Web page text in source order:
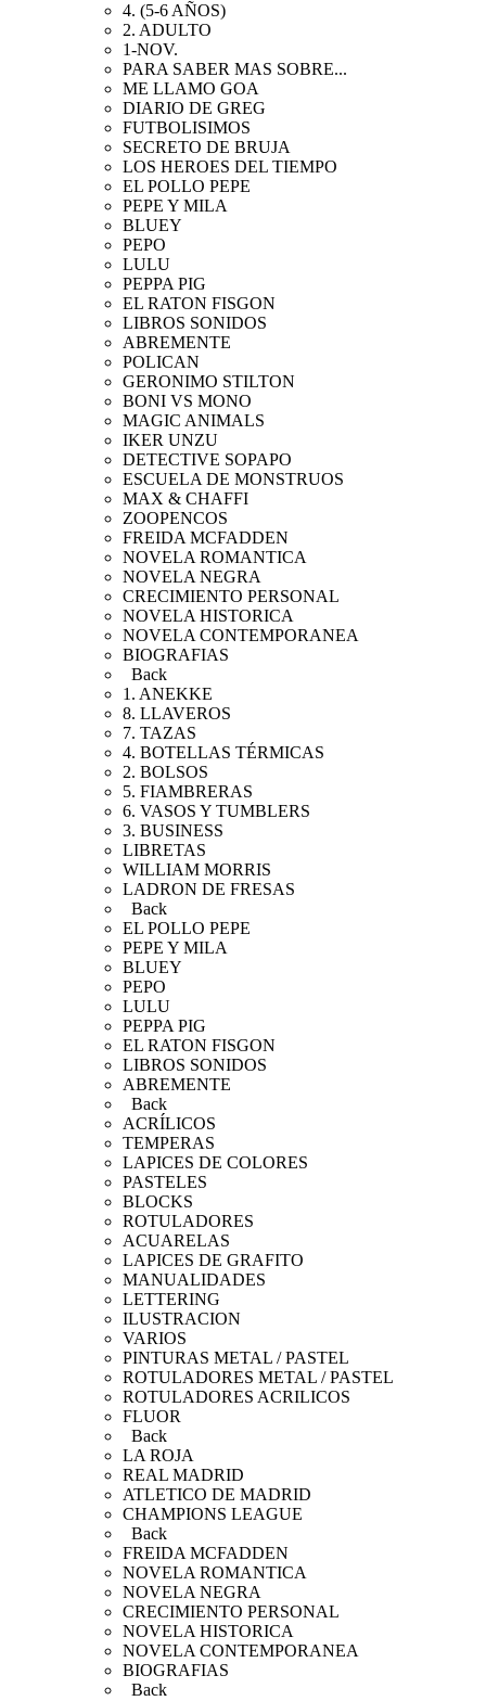
4. (5-6 AÑOS)
2. ADULTO
1-NOV.
PARA SABER MAS SOBRE...
ME LLAMO GOA
DIARIO DE GREG
FUTBOLISIMOS
SECRETO DE BRUJA
LOS HEROES DEL TIEMPO
EL POLLO PEPE
PEPE Y MILA
BLUEY
PEPO
LULU
PEPPA PIG
EL RATON FISGON
LIBROS SONIDOS
ABREMENTE
POLICAN
GERONIMO STILTON
BONI VS MONO
MAGIC ANIMALS
IKER UNZU
DETECTIVE SOPAPO
ESCUELA DE MONSTRUOS
MAX & CHAFFI
ZOOPENCOS
FREIDA MCFADDEN
NOVELA ROMANTICA
NOVELA NEGRA
CRECIMIENTO PERSONAL
NOVELA HISTORICA
NOVELA CONTEMPORANEA
BIOGRAFIAS
Back
1. ANEKKE
8. LLAVEROS
7. TAZAS
4. BOTELLAS TÉRMICAS
2. BOLSOS
5. FIAMBRERAS
6. VASOS Y TUMBLERS
3. BUSINESS
LIBRETAS
WILLIAM MORRIS
LADRON DE FRESAS
Back
EL POLLO PEPE
PEPE Y MILA
BLUEY
PEPO
LULU
PEPPA PIG
EL RATON FISGON
LIBROS SONIDOS
ABREMENTE
Back
ACRÍLICOS
TEMPERAS
LAPICES DE COLORES
PASTELES
BLOCKS
ROTULADORES
ACUARELAS
LAPICES DE GRAFITO
MANUALIDADES
LETTERING
ILUSTRACION
VARIOS
PINTURAS METAL / PASTEL
ROTULADORES METAL / PASTEL
ROTULADORES ACRILICOS
FLUOR
Back
LA ROJA
REAL MADRID
ATLETICO DE MADRID
CHAMPIONS LEAGUE
Back
FREIDA MCFADDEN
NOVELA ROMANTICA
NOVELA NEGRA
CRECIMIENTO PERSONAL
NOVELA HISTORICA
NOVELA CONTEMPORANEA
BIOGRAFIAS
Back